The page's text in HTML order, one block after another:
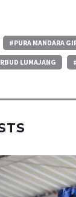
#PURA MANDARA
LUMAJANG